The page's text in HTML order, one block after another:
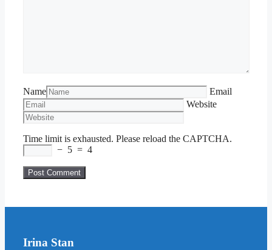
Name
Email
Website
Time limit is exhausted. Please reload the CAPTCHA.
− 5 = 4
Irina Stan